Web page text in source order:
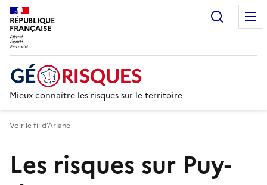
RÉPUBLIQUE
FRANÇAISE
Mieux connaître les risques sur le territoire
Voir le fil d’Ariane
Les risques sur Puy-